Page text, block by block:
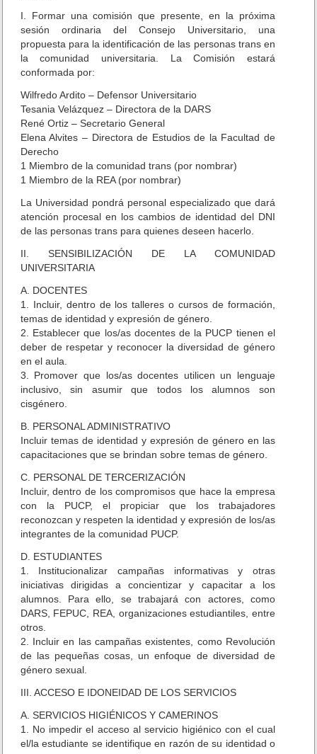
e
C
o
n
a
c
i
a
l
e
E
d
u
c
c
i
s
o
b
e
a
c
c
n
l
e
g
a
c
o
n
r
a
e
I. Formar una comisión que presente, en la próxima
sesión ordinaria del Consejo Universitario, una
propuesta para la identificación de las personas trans en
la comunidad universitaria. La Comisión estará
conformada por:
Wilfredo Ardito – Defensor Universitario
Tesania Velázquez – Directora de la DARS
René Ortiz – Secretario General
Elena Alvites – Directora de Estudios de la Facultad de
Derecho
1 Miembro de la comunidad trans (por nombrar)
1 Miembro de la REA (por nombrar)
La Universidad pondrá personal especializado que dará
atención procesal en los cambios de identidad del DNI
de las personas trans para quienes deseen hacerlo.
II. SENSIBILIZACIÓN DE LA COMUNIDAD
UNIVERSITARIA
A. DOCENTES
1. Incluir, dentro de los talleres o cursos de formación,
temas de identidad y expresión de género.
2. Establecer que los/as docentes de la PUCP tienen el
deber de respetar y reconocer la diversidad de género
en el aula.
3. Promover que los/as docentes utilicen un lenguaje
inclusivo, sin asumir que todos los alumnos son
cisgénero.
B. PERSONAL ADMINISTRATIVO
Incluir temas de identidad y expresión de género en las
capacitaciones que se brindan sobre temas de género.
C. PERSONAL DE TERCERIZACIÓN
Incluir, dentro de los compromisos que hace la empresa
con la PUCP, el propiciar que los trabajadores
reconozcan y respeten la identidad y expresión de los/as
integrantes de la comunidad PUCP.
D. ESTUDIANTES
1. Institucionalizar campañas informativas y otras
iniciativas dirigidas a concientizar y capacitar a los
alumnos. Para ello, se trabajará con actores, como
DARS, FEPUC, REA, organizaciones estudiantiles, entre
otros.
2. Incluir en las campañas existentes, como Revolución
de las pequeñas cosas, un enfoque de diversidad de
género sexual.
III. ACCESO E IDONEIDAD DE LOS SERVICIOS
A. SERVICIOS HIGIÉNICOS Y CAMERINOS
1. No impedir el acceso al servicio higiénico con el cual
el/la estudiante se identifique en razón de su identidad o